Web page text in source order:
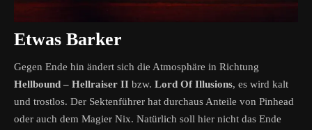
Etwas Barker
Gegen Ende hin ändert sich die Atmosphäre in Richtung
Hellbound – Hellraiser II bzw. Lord Of Illusions, es wird kalt
und trostlos. Der Sektenführer hat durchaus Anteile von Pinhead
oder auch dem Magier Nix. Natürlich soll hier nicht das Ende